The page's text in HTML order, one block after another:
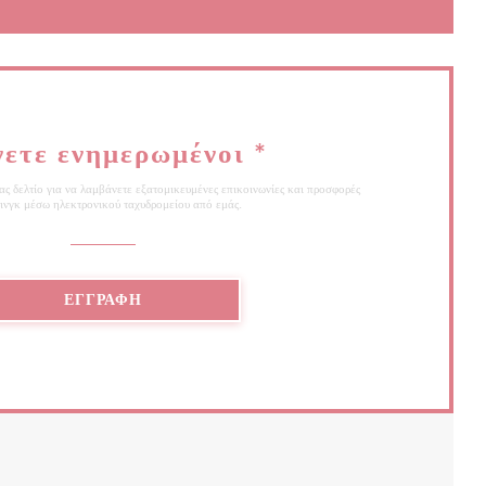
ενημερωμένοι *
δελτίο για να λαμβάνετε εξατομικευμένες επικοινωνίες και προσφορές
μέσω ηλεκτρονικού ταχυδρομείου από εμάς.
ΕΓΓΡΑΦΉ
ΝΈΟ ΠΑΡΆΘΥΡΟ))